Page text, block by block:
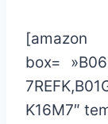
[amazon
box=
K16M7″